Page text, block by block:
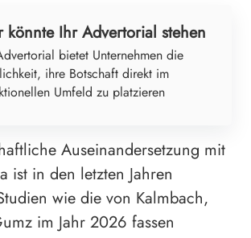
könnte Ihr Advertorial stehen
bietet Unternehmen die
ihre Botschaft direkt im
Umfeld zu platzieren
Auseinandersetzung mit
ist in den letzten Jahren
wie die von Kalmbach,
im Jahr 2026 fassen